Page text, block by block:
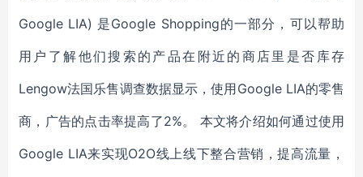
Google LIA) 是Google Shopping的一部分，可以帮助
用户了解他们搜索的产品在附近的商店里是否库存
Lengow法国乐售调查数据显示，使用Google LIA的零售
商，广告的点击率提高了2%。 本文将介绍如何通过使用
Google LIA来实现O2O线上线下整合营销，提高流量，